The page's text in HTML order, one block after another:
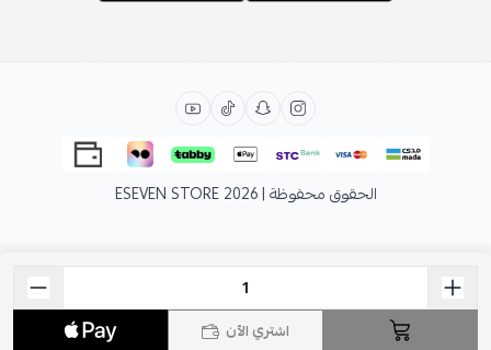
اشتري الآن
الحقوق محفوظة | 2026 ESEVEN STORE